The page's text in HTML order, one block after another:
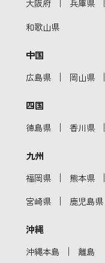
大阪府 兵庫県
和歌山県
中国
広島県 ｜ 岡山県 ｜
四国
徳島県 ｜ 香川県 ｜
九州
福岡県 ｜ 熊本県 ｜
宮崎県 ｜ 鹿児島県
沖縄
沖縄本島 ｜ 離島